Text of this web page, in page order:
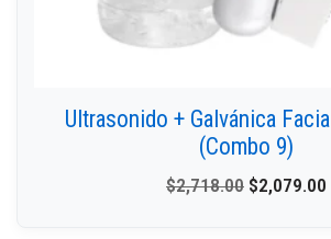
Ultrasonido + Galvánica
(Combo 9)
$2,718.00 $2,079.00